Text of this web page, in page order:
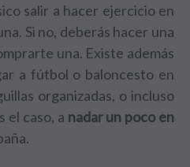
salir a hacer ejercicio en
Si no, deberás hacer una
una. Existe además
a fútbol o baloncesto en
organizadas, o incluso
el caso, a nadar un poco en